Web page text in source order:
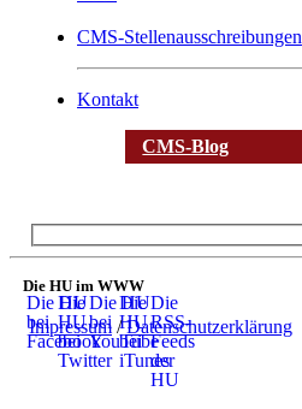
CMS-Stellenausschreibungen
Kontakt
CMS-Blog
Die HU im WWW
Die HU
bei
Facebook
Die
HU
bei
Twitter
Die HU
bei
YouTube
Die
HU
bei
iTunes
Die
RSS-
Feeds
der
HU
Impressum /Datenschutzerklärung